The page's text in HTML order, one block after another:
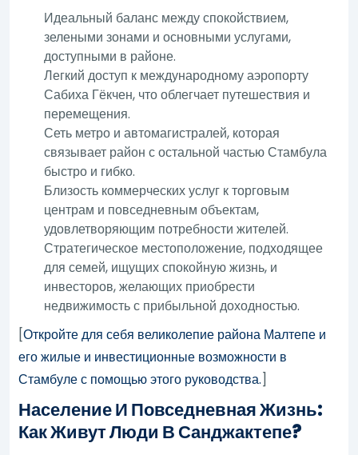
Идеальный баланс между спокойствием,
зелеными зонами и основными услугами,
доступными в районе.
Легкий доступ к международному аэропорту
Сабиха Гёкчен, что облегчает путешествия и
перемещения.
Сеть метро и автомагистралей, которая
связывает район с остальной частью Стамбула
быстро и гибко.
Близость коммерческих услуг к торговым
центрам и повседневным объектам,
удовлетворяющим потребности жителей.
Стратегическое местоположение, подходящее
для семей, ищущих спокойную жизнь, и
инвесторов, желающих приобрести
недвижимость с прибыльной доходностью.
[Откройте для себя великолепие района Малтепе и
его жилые и инвестиционные возможности в
Стамбуле с помощью этого руководства.]
Население И Повседневная Жизнь:
Как Живут Люди В Санджактепе?